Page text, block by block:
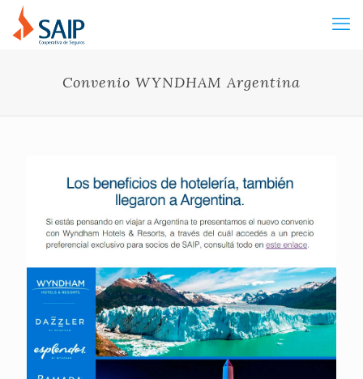
Convenio WYNDHAM Argentina